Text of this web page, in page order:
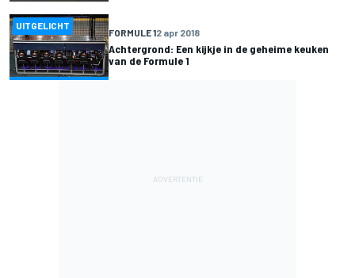
UITGELICHT
FORMULE 12 apr 2018
Achtergrond: Een kijkje in de geheime keuken
van de Formule 1